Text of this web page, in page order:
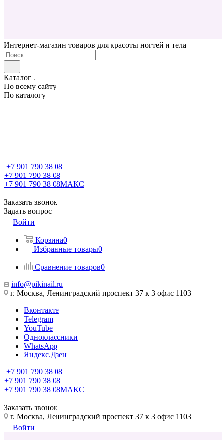
Интернет-магазин товаров для красоты ногтей и тела
Каталог
По всему сайту
По каталогу
+7 901 790 38 08
+7 901 790 38 08
+7 901 790 38 08МАКС
Заказать звонок
Задать вопрос
Войти
Корзина0
Избранные товары0
Сравнение товаров0
info@pikinail.ru
г. Москва, Ленинградский проспект 37 к 3 офис 1103
Вконтакте
Telegram
YouTube
Одноклассники
WhatsApp
Яндекс.Дзен
+7 901 790 38 08
+7 901 790 38 08
+7 901 790 38 08МАКС
Заказать звонок
г. Москва, Ленинградский проспект 37 к 3 офис 1103
Войти